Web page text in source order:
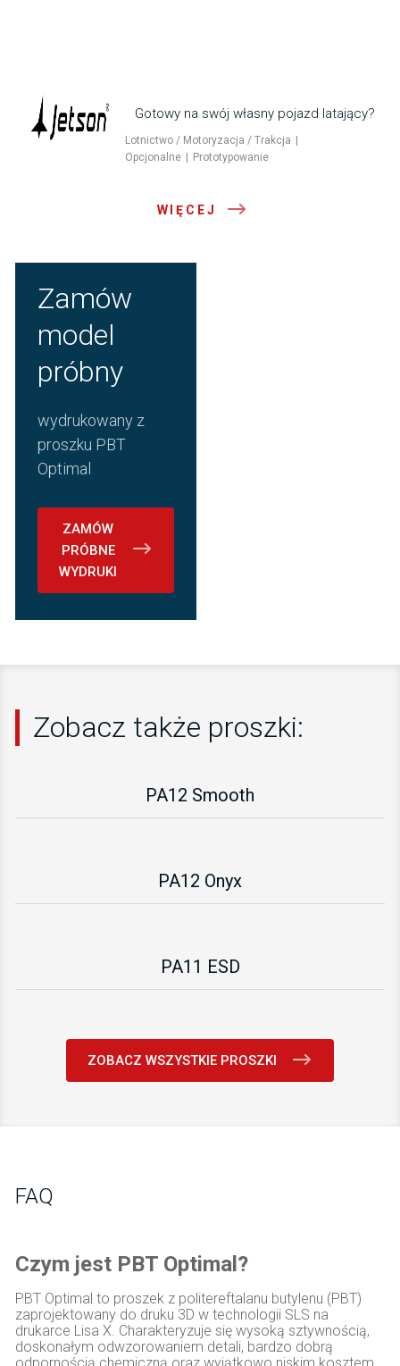
Gotowy na swój własny pojazd latający?
Lotnictwo / Motoryzacja / Trakcja
Opcjonalne
Prototypowanie
WIĘCEJ
Zamów
model
próbny
wydrukowany z
proszku PBT
Optimal
ZAMÓW
PRÓBNE
WYDRUKI
Zobacz także proszki:
PA12 Smooth
PA12 Onyx
PA11 ESD
ZOBACZ WSZYSTKIE PROSZKI
FAQ
Czym jest PBT Optimal?
PBT Optimal to proszek z politereftalanu butylenu (PBT)
zaprojektowany do druku 3D w technologii SLS na
drukarce Lisa X. Charakteryzuje się wysoką sztywnością,
doskonałym odwzorowaniem detali, bardzo dobrą
odpornością chemiczną oraz wyjątkowo niskim kosztem